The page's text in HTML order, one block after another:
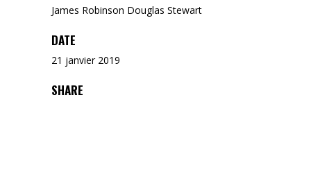
James Robinson Douglas Stewart
DATE
21 janvier 2019
SHARE